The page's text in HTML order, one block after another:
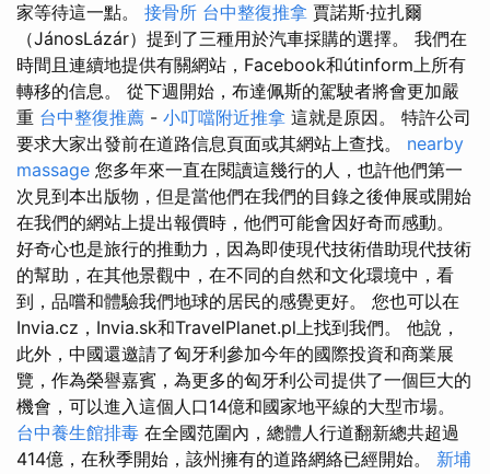
家等待這一點。 接骨所 台中整復推拿 賈諾斯·拉扎爾
（JánosLázár）提到了三種用於汽車採購的選擇。 我們在
時間且連續地提供有關網站，Facebook和útinform上所有
轉移的信息。 從下週開始，布達佩斯的駕駛者將會更加嚴
重 台中整復推薦 - 小叮噹附近推拿 這就是原因。 特許公司
要求大家出發前在道路信息頁面或其網站上查找。 nearby
massage 您多年來一直在閱讀這幾行的人，也許他們第一
次見到本出版物，但是當他們在我們的目錄之後伸展或開始
在我們的網站上提出報價時，他們可能會因好奇而感動。
好奇心也是旅行的推動力，因為即使現代技術借助現代技術
的幫助，在其他景觀中，在不同的自然和文化環境中，看
到，品嚐和體驗我們地球的居民的感覺更好。 您也可以在
Invia.cz，Invia.sk和TravelPlanet.pl上找到我們。 他說，
此外，中國還邀請了匈牙利參加今年的國際投資和商業展
覽，作為榮譽嘉賓，為更多的匈牙利公司提供了一個巨大的
機會，可以進入這個人口14億和國家地平線的大型市場。
台中養生館排毒 在全國范圍內，總體人行道翻新總共超過
414億，在秋季開始，該州擁有的道路網絡已經開始。 新埔